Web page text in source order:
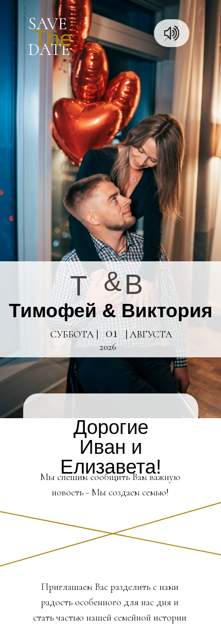
&
Тимофей & Виктория
СУББОТА | | АВГУСТА
01
2026
Дорогие
Иван и
Елизавета!
Мы спешим сообщить Вам важную
новость - Мы создаем семью!
Приглашаем Вас разделить с нами
радость особенного для нас дня и
стать частью нашей семейной истории
SAVE
DATE
The
Т В